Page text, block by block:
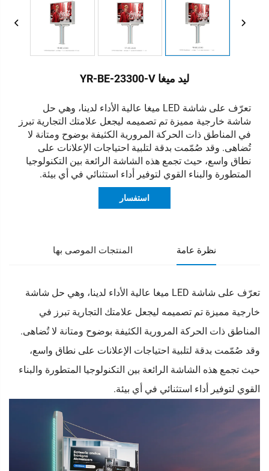
ليد ميغا YR-BE-23300-V
تعرّف على شاشة LED ميغا عالية الأداء لدينا، وهي حل
شاشة خارجية مميزة تم تصميمه ليجعل علامتك التجارية تبرز
في المناطق ذات الحركة المرورية الكثيفة بوضوح ومتانة لا
تُضاهى. وقد صُمّمت بدقة لتلبية احتياجات الإعلانات على
نطاق واسع، حيث تجمع هذه الشاشة الرائعة بين التكنولوجيا
المتطورة والبناء القوي لتوفير أداء استثنائي في أي بيئة.
استفسار
نظرة عامة المنتجات الموصى بها
تعرّف على شاشة LED ميغا عالية الأداء لدينا، وهي حل شاشة
خارجية مميزة تم تصميمه ليجعل علامتك التجارية تبرز في
المناطق ذات الحركة المرورية الكثيفة بوضوح ومتانة لا تُضاهى.
وقد صُمّمت بدقة لتلبية احتياجات الإعلانات على نطاق واسع،
حيث تجمع هذه الشاشة الرائعة بين التكنولوجيا المتطورة والبناء
القوي لتوفير أداء استثنائي في أي بيئة.